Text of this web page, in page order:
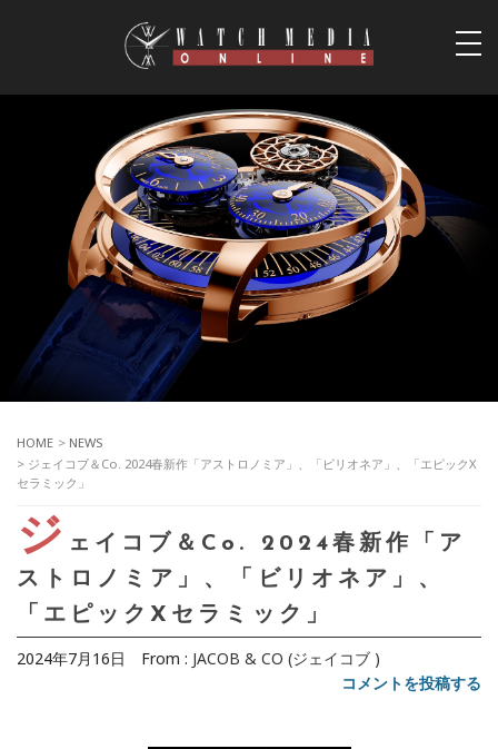
HOME > NEWS
> ジェイコブ＆Co. 2024春新作「アストロノミア」、「ビリオネア」、「エピックX
セラミック」
ジ ェイコブ＆Co. 2024春新作「ア
ストロノミア」、「ビリオネア」、
「エピックXセラミック」
2024年7月16日 From : JACOB & CO (ジェイコブ )
コメントを投稿する